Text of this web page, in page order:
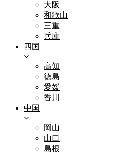
大阪
和歌山
三重
兵庫
四国
高知
徳島
愛媛
香川
中国
岡山
山口
島根